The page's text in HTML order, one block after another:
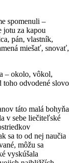
spomenuli –
jotu za kapou
pán, vlastník,
miešať, snovať,
– okolo, vôkol,
toho odvodené slovo
táto malá bohyňa
v sebe liečiteľské
sa to od nej naučia
môžu sa
vyskúšala